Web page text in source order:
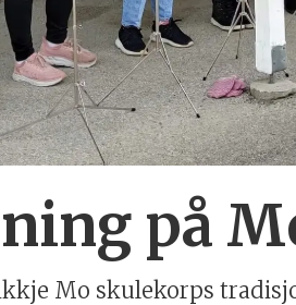
på
Mo skulekorps